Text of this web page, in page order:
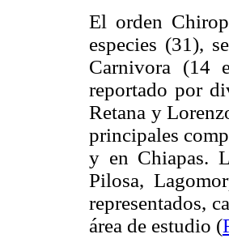
El orden
especies (31),
Carnivora (14
reportado por
Retana y
principales
y en Chiapas.
Pilosa,
representados,
área de estudio (